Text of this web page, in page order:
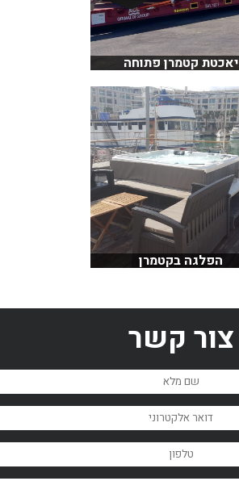
יאכטת קטמרן פתוחה
הפלגה בקטמרן
צור קשר